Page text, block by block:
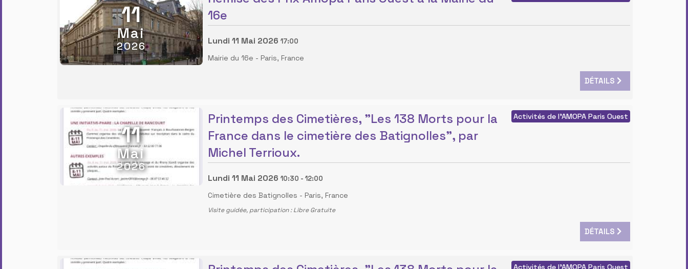
11
Mai
2026
16e
Lundi 11 Mai 2026 17:00
Mairie du 16e - Paris, France
DÉTAILS
11
Mai
2026
Printemps des Cimetières, "Les 138 Morts pour la
France dans le cimetière des Batignolles", par
Michel Terrioux.
Activités de l'AMOPA Paris Ouest
Lundi 11 Mai 2026 10:30 - 12:00
Cimetière des Batignolles - Paris, France
Visite guidée, participation : Libre Gratuite
DÉTAILS
Activités de l'AMOPA Paris Ouest